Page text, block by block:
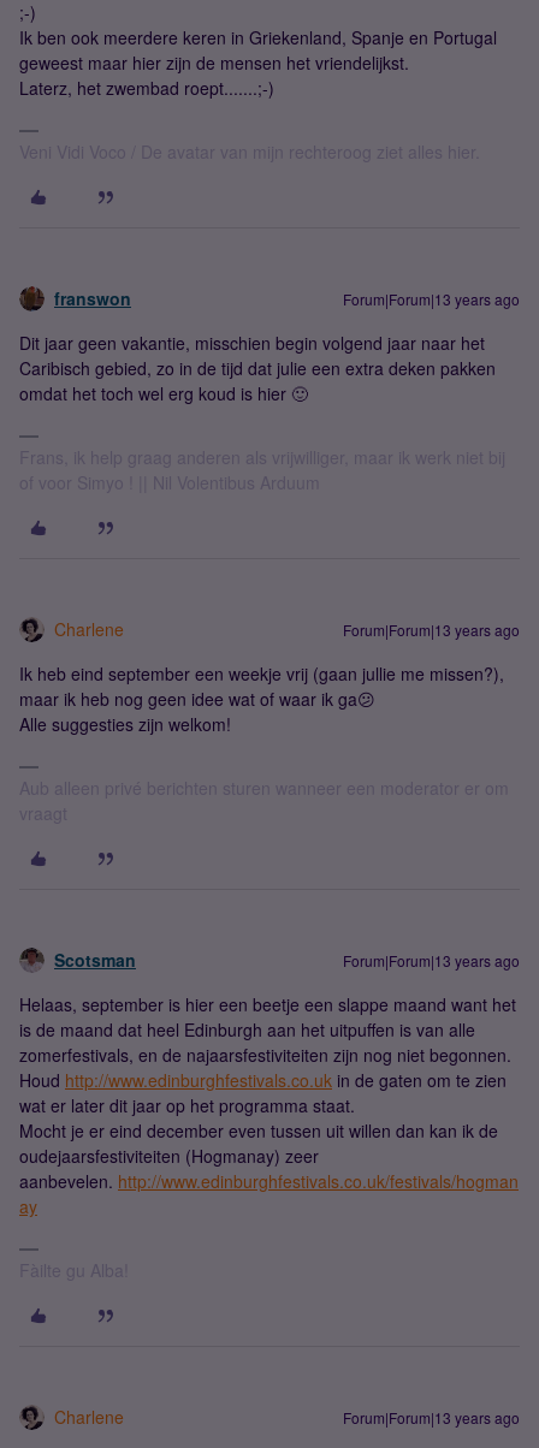
;-)
Ik ben ook meerdere keren in Griekenland, Spanje en Portugal
geweest maar hier zijn de mensen het vriendelijkst.
Laterz, het zwembad roept.......;-)
Veni Vidi Voco / De avatar van mijn rechteroog ziet alles hier.
franswon Forum|Forum|13 years ago
Dit jaar geen vakantie, misschien begin volgend jaar naar het
Caribisch gebied, zo in de tijd dat julie een extra deken pakken
omdat het toch wel erg koud is hier 🙂
Frans, ik help graag anderen als vrijwilliger, maar ik werk niet bij
of voor Simyo ! || Nil Volentibus Arduum
Charlene Forum|Forum|13 years ago
Ik heb eind september een weekje vrij (gaan jullie me missen?),
maar ik heb nog geen idee wat of waar ik ga😕
Alle suggesties zijn welkom!
Aub alleen privé berichten sturen wanneer een moderator er om
vraagt
Scotsman Forum|Forum|13 years ago
Helaas, september is hier een beetje een slappe maand want het
is de maand dat heel Edinburgh aan het uitpuffen is van alle
zomerfestivals, en de najaarsfestiviteiten zijn nog niet begonnen.
Houd http://www.edinburghfestivals.co.uk in de gaten om te zien
wat er later dit jaar op het programma staat.
Mocht je er eind december even tussen uit willen dan kan ik de
oudejaarsfestiviteiten (Hogmanay) zeer
aanbevelen. http://www.edinburghfestivals.co.uk/festivals/hogman
ay
Fàilte gu Alba!
Charlene Forum|Forum|13 years ago